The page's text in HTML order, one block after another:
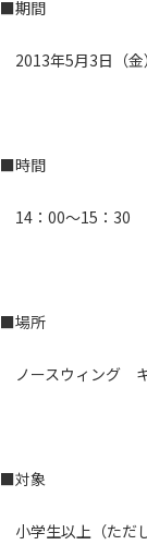
■期間
2013年5月3日（金
■時間
14：00～15：30
■場所
ノースウィング
■対象
小学生以上（ただ